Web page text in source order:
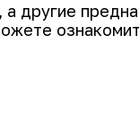
другие